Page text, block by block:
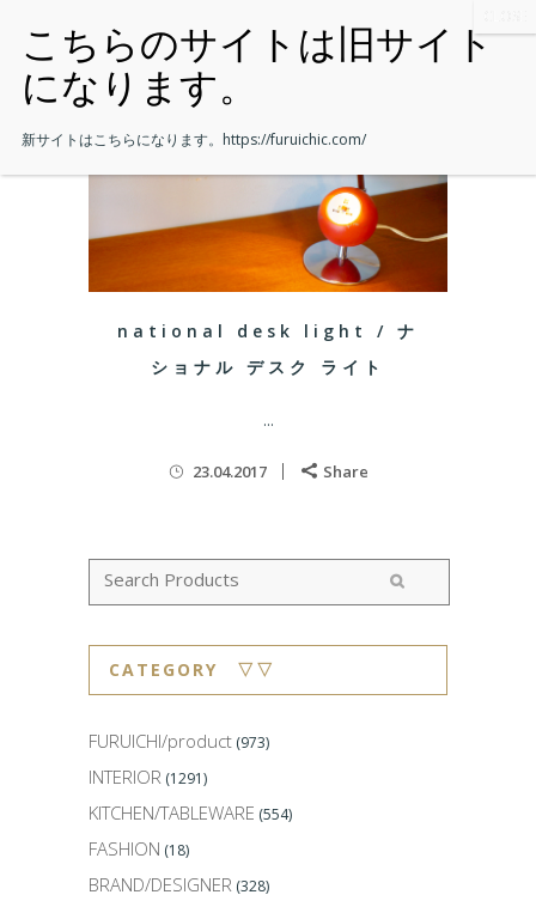
national desk light / ナ
ショナル デスク ライト
...
23.04.2017 Share
CATEGORY ▽▽
FURUICHI/product (973)
INTERIOR (1291)
KITCHEN/TABLEWARE (554)
FASHION (18)
BRAND/DESIGNER (328)
新サイトはこちらになります。 https://furuichic.com/